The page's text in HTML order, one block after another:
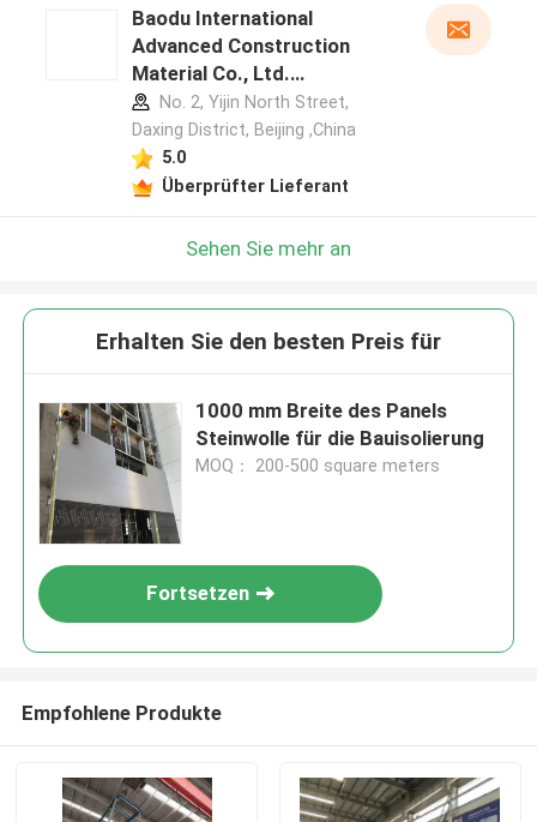
Baodu International
Advanced Construction
Material Co., Ltd.
Herstellerprofil
No. 2, Yijin North Street,
Daxing District, Beijing ,China
5.0
Überprüfter Lieferant
Sehen Sie mehr an
Erhalten Sie den besten Preis für
1000 mm Breite des Panels
Steinwolle für die Bauisolierung
MOQ： 200-500 square meters
Fortsetzen
Empfohlene Produkte